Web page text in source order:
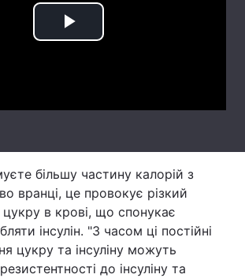
Вакансії
Play
більшу частину калорій з
вранці, це провокує різкий
цукру в крові, що спонукає
інсулін. "З часом ці постійні
цукру та інсуліну можуть
до інсуліну та